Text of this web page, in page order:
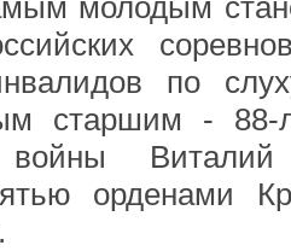
молодым
по
старшим - 88-
войны
орденами